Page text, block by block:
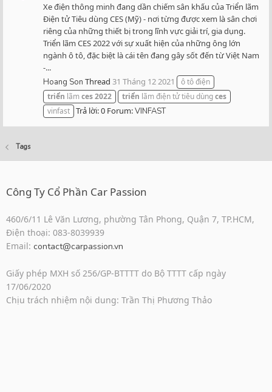
Xe điện thông minh đang dần chiếm sân khấu của Triển lãm
Điện tử Tiêu dùng CES (Mỹ) - nơi từng được xem là sân chơi
riêng của những thiết bị trong lĩnh vực giải trí, gia dụng.
Triển lãm CES 2022 với sự xuất hiện của những ông lớn
ngành ô tô, đặc biệt là cái tên đang gây sốt đến từ Việt Nam
-...
Hoang Son Thread 31 Tháng 12 2021
ô tô điện
triển lãmces2022 triển lãm điện tử tiêu dùngces
vinfast Trả lời: 0 Forum:VINFAST
Tags
Công Ty Cổ Phần Car Passion
460/6/11 Lê Văn Lương, phường Tân Phong, Quận 7, TP.HCM,
Điện thoại: 083-8039939
Email: contact@carpassion.vn
Giấy phép MXH số 256/GP-BTTTT do Bộ TTTT cấp ngày
17/06/2020
Chịu trách nhiệm nội dung: Trần Thị Phương Thảo